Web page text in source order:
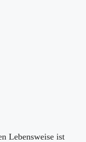
Lebensweise ist